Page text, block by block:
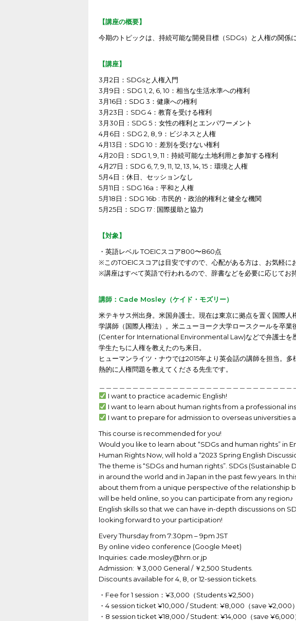
【講座の概要】
今期のトピックは、持続可能な開発目標（SDGs）と人権の関係
【講座】
3月2日：SDGsと人権入門
3月9日：SDG 1, 2, 6, 10：相当な生活水準への権利
3月16日：SDG 3：健康への権利
3月23日：SDG 4：教育を受ける権利
3月30日：SDG 5：女性の権利とエンパワーメント
4月6日：SDG 2, 8, 9：ビジネスと人権
4月13日：SDG 10：差別を受けない権利
4月20日：SDG 1, 9, 11：持続可能な土地利用と参加する権利
4月27日：SDG 6, 7, 9, 11, 12, 13, 14, 15：環境と人権
5月4日：休日、セッションなし
5月11日：SDG 16a：平和と人権
5月18日：SDG 16b : 市民的・政治的権利と健全な機関
5月25日：SDG 17 : 国際援助と協力
【対象】
・英語レベル TOEICスコア800〜860点
※このTOEICスコアは目安ですので、心配がある方は、お気軽に
※講座はすべて英語で行われるので、辞書などを必要に応じてお
講師：Cade Mosley（ケイド・モズリー）
米テキサス州出身。米国弁護士。現在は東京に拠点を置く国際
学講師（国際人権法）。米ニューヨーク大学ロースクールを卒
(Center for International Environmental Law)などで弁護士を
学生たちに人権を教えたのち来日。
ヒューマンライツ・ナウでは2015年より英会話の講師を担当。
熱的に人権問題を教えてくださる先生です。
I want to practice academic English!
I want to learn about human rights from a professional
I want to prepare for admission to overseas universities
This course is recommended for you!
Would you like to learn about “SDGs and human rights” in
Human Rights Now, will hold a “2023 Spring English
The theme is “SDGs and human rights”. SDGs
in around the world and in Japan in the past few years. In
about them from a unique perspective of the relationship
will be held online, so you can participate from any
English skills so that we can have in-depth discussions on
looking forward to your participation!
Every Thursday from 7:30pm – 9pm JST
By online video conference (Google Meet)
Inquiries: cade.mosley@hrn.or.jp
Admission: ￥3,000 General / ￥2,500 Students.
Discounts available for 4, 8, or 12-session tickets.
・Fee for 1 session：¥3,000（Students ¥2,500）
・4 session ticket ¥10,000 / Student: ¥8,000（save ¥2,000）
・8 session ticket ¥18,000 / Student: ¥14,000（save ¥6,000